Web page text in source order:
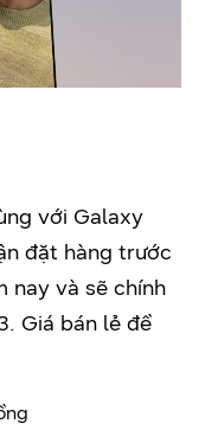
với Galaxy
đặt hàng trước
nay và sẽ chính
Giá bán lẻ đề